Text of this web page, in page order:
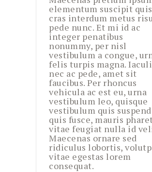
elementum suscipit
cras interdum metus
pede nunc. Et mi id ac
integer penatibus
nonummy, per nisl
vestibulum a congue,
felis turpis magna.
nec ac pede, amet sit
faucibus. Per rhoncus
vehicula ac est eu, urna
vestibulum leo, quisque
vestibulum quis
quis fusce, mauris
vitae feugiat nulla id
Maecenas ornare sed
ridiculus lobortis,
vitae egestas lorem
consequat.